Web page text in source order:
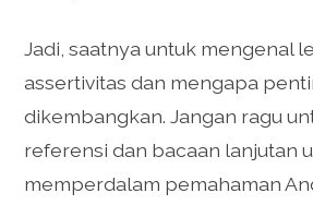
Jadi, saatnya untuk mengenal
assertivitas dan mengapa
dikembangkan. Jangan ragu
referensi dan bacaan lanjutan
memperdalam pemahaman